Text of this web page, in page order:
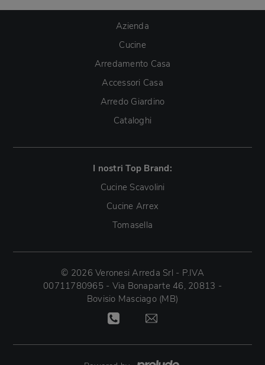
Azienda
Cucine
Arredamento Casa
Accessori Casa
Arredo Giardino
Cataloghi
I nostri Top Brand:
Cucine Scavolini
Cucine Arrex
Tomasella
© 2026 Veronesi Arreda Srl - P.IVA
00711780965 - Via Bonaparte 46, 20813 -
Bovisio Masciago (MB)